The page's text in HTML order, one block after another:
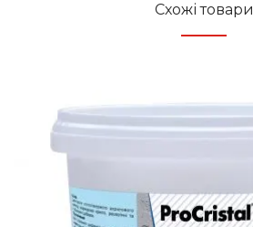
Схожі товари